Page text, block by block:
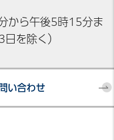
から午後5時15分ま
を除く）
い合わせ